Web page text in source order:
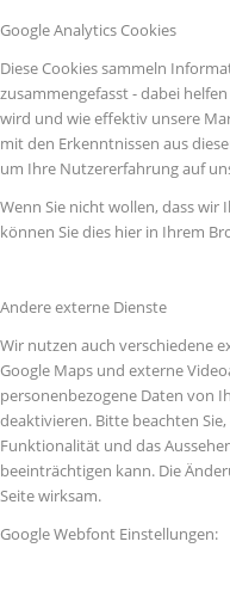
Google Analytics Cookies
Diese Cookies sammeln
zusammengefasst - dabei
wird und wie effektiv unsere
mit den Erkenntnissen aus
um Ihre Nutzererfahrung auf
Wenn Sie nicht wollen, dass wir
können Sie dies hier in Ihrem
Andere externe Dienste
Wir nutzen auch verschiedene
Google Maps und externe
personenbezogene Daten von
deaktivieren. Bitte beachten
Funktionalität und das
beeinträchtigen kann. Die
Seite wirksam.
Google Webfont Einstellungen: